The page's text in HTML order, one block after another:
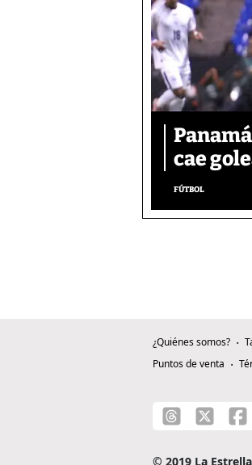
cae
FÚTBOL
¿Quiénes somos?
Puntos de venta
© 2019 La